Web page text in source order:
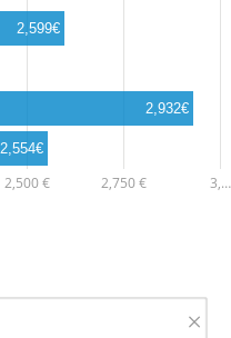
2,500 € 2,750 € 3,…
2,599€
2,932€
2,554€
×